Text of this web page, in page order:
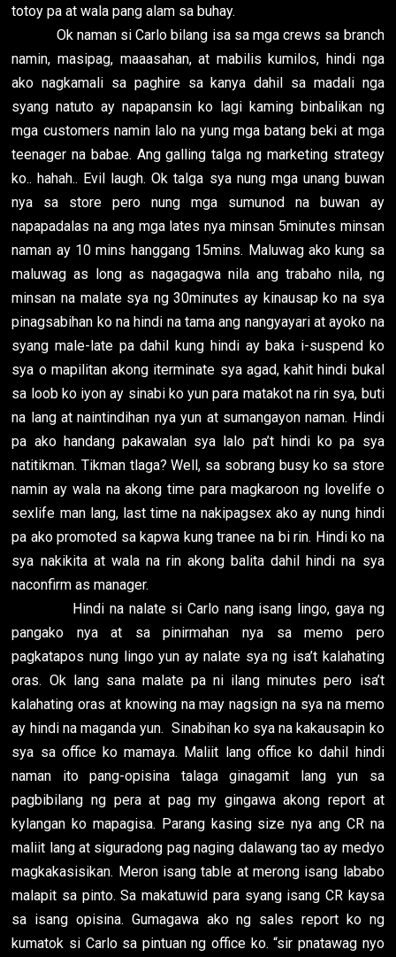
totoy pa at wala pang alam sa buhay.
Ok naman si Carlo bilang isa sa mga crews sa branch
namin, masipag, maaasahan, at mabilis kumilos, hindi nga
ako nagkamali sa paghire sa kanya dahil sa madali nga
syang natuto ay napapansin ko lagi kaming binbalikan ng
mga customers namin lalo na yung mga batang beki at mga
teenager na babae. Ang galling talga ng marketing strategy
ko.. hahah.. Evil laugh. Ok talga sya nung mga unang buwan
nya sa store pero nung mga sumunod na buwan ay
napapadalas na ang mga lates nya minsan 5minutes minsan
naman ay 10 mins hanggang 15mins. Maluwag ako kung sa
maluwag as long as nagagagwa nila ang trabaho nila, ng
minsan na malate sya ng 30minutes ay kinausap ko na sya
pinagsabihan ko na hindi na tama ang nangyayari at ayoko na
syang male-late pa dahil kung hindi ay baka i-suspend ko
sya o mapilitan akong iterminate sya agad, kahit hindi bukal
sa loob ko iyon ay sinabi ko yun para matakot na rin sya, buti
na lang at naintindihan nya yun at sumangayon naman. Hindi
pa ako handang pakawalan sya lalo pa’t hindi ko pa sya
natitikman. Tikman tlaga? Well, sa sobrang busy ko sa store
namin ay wala na akong time para magkaroon ng lovelife o
sexlife man lang, last time na nakipagsex ako ay nung hindi
pa ako promoted sa kapwa kung tranee na bi rin. Hindi ko na
sya nakikita at wala na rin akong balita dahil hindi na sya
naconfirm as manager.
Hindi na nalate si Carlo nang isang lingo, gaya ng
pangako nya at sa pinirmahan nya sa memo pero
pagkatapos nung lingo yun ay nalate sya ng isa’t kalahating
oras. Ok lang sana malate pa ni ilang minutes pero isa’t
kalahating oras at knowing na may nagsign na sya na memo
ay hindi na maganda yun. Sinabihan ko sya na kakausapin ko
sya sa office ko mamaya. Maliit lang office ko dahil hindi
naman ito pang-opisina talaga ginagamit lang yun sa
pagbibilang ng pera at pag my gingawa akong report at
kylangan ko mapagisa. Parang kasing size nya ang CR na
maliit lang at siguradong pag naging dalawang tao ay medyo
magkakasisikan. Meron isang table at merong isang lababo
malapit sa pinto. Sa makatuwid para syang isang CR kaysa
sa isang opisina. Gumagawa ako ng sales report ko ng
kumatok si Carlo sa pintuan ng office ko. “sir pnatawag nyo